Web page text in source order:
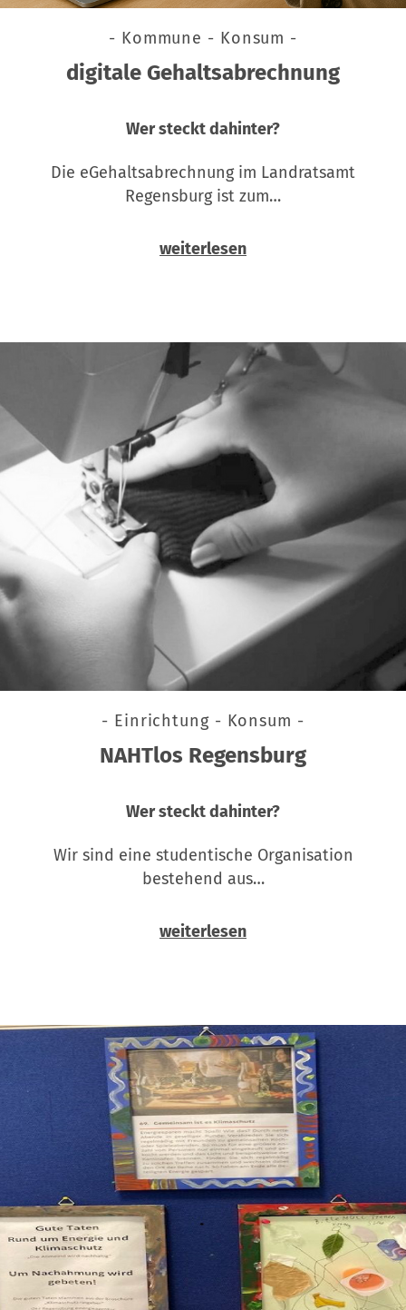
- Kommune - Konsum -
digitale Gehaltsabrechnung
Wer steckt dahinter?
Die eGehaltsabrechnung im Landratsamt
Regensburg ist zum…
weiterlesen
- Einrichtung - Konsum -
NAHTlos Regensburg
Wer steckt dahinter?
Wir sind eine studentische Organisation
bestehend aus…
weiterlesen